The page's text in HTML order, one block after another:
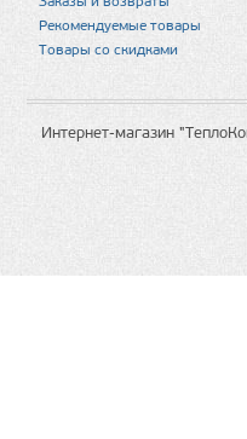
Рекомендуемые товары
Товары со скидками
Интернет-магазин